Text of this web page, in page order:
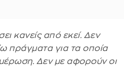
κανείς από εκεί. Δεν
πράγματα για τα οποία
Δεν με αφορούν οι